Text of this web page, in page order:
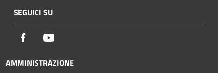
SEGUICI SU
Facebook
AMMINISTRAZIONE